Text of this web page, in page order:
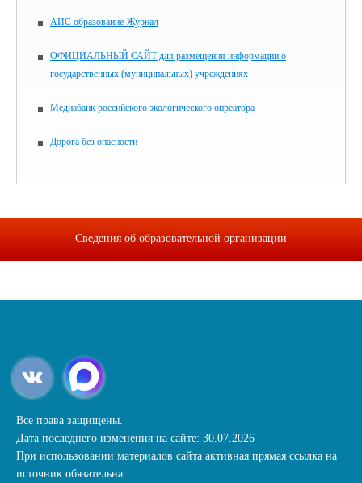
АИС образование-Журнал
ОФИЦИАЛЬНЫЙ САЙТ для размещения информации о
государственных (муниципальных) учреждениях
Медиабанк российского экологического опреатора
Дорога без опасности
Сведения об образовательной организации
Все права защищены.
Дата последнего изменения на сайте: 30.07.2026
При использовании материалов сайта активная прямая ссылка на
источник обязательна